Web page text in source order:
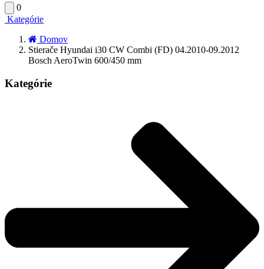
0
Kategórie
Domov
Stierače Hyundai i30 CW Combi (FD) 04.2010-09.2012
Bosch AeroTwin 600/450 mm
Kategórie